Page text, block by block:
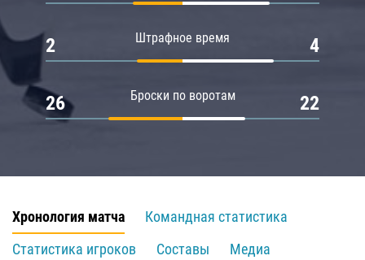
Штрафное время
2 4
Броски по воротам
26 22
Хронология матча
Командная статистика
Статистика игроков
Составы
Медиа